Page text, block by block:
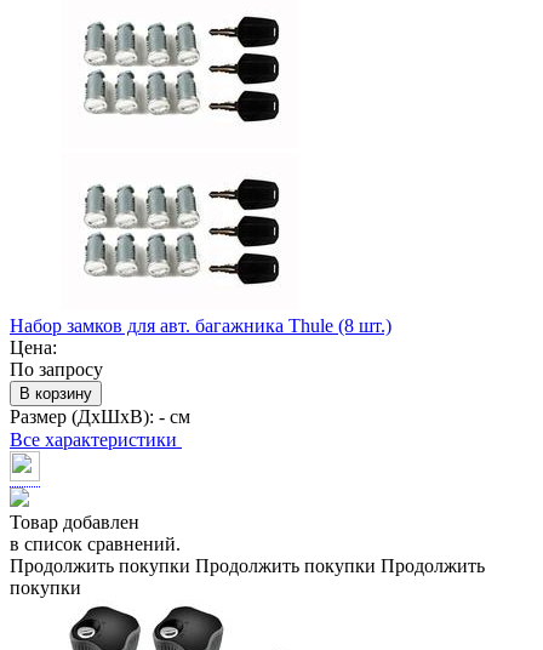
Набор замков для авт. багажника Thule (8 шт.)
Цена:
По запросу
В корзину
Размер (ДхШхВ): - см
Все характеристики
Товар добавлен
в список сравнений.
Продолжить покупки Продолжить покупки Продолжить
покупки